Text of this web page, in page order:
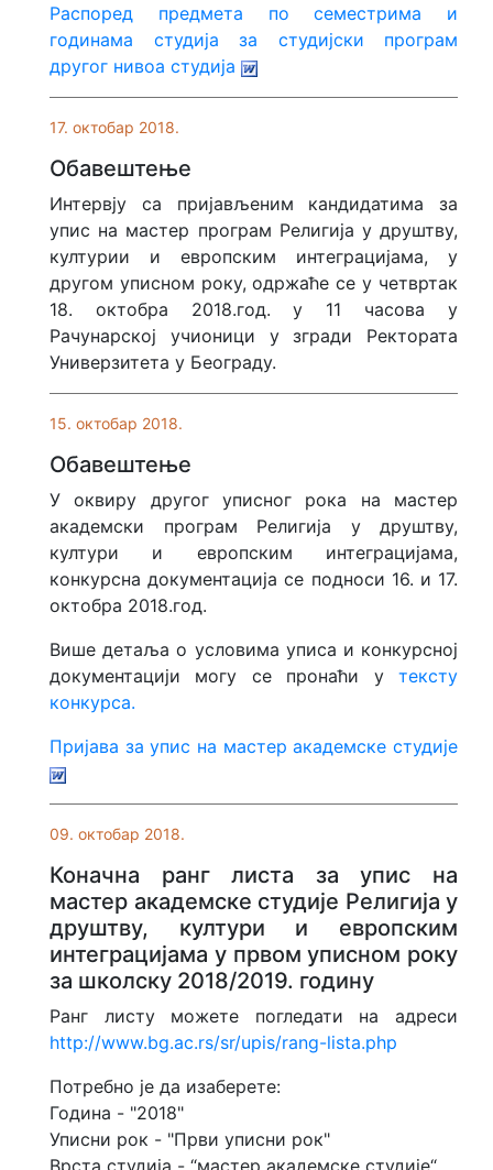
Распоред предмета по семестрима и
годинама студија за студијски програм
другог нивоа студија
17. октобар 2018.
Обавештење
Интервју са пријављеним кандидатима за
упис на мастер програм Религија у друштву,
културии и европским интеграцијама, у
другом уписном року, одржаће се у четвртак
18. октобра 2018.год. у 11 часова у
Рачунарској учионици у згради Ректората
Универзитета у Београду.
15. октобар 2018.
Обавештење
У оквиру другог уписног рока на мастер
академски програм Религија у друштву,
култури и европским интеграцијама,
конкурсна документација се подноси 16. и 17.
октобра 2018.год.
Више детаља о условима уписа и конкурсној
документацији могу се пронаћи у тексту
конкурса.
Пријава за упис на мастер академске студије
09. октобар 2018.
Коначнa ранг листa за упис на
мастер aкадемске студије Религија у
друштву, култури и европским
интеграцијама у првом уписном року
за школску 2018/2019. годину
Ранг листу можете погледати на адреси
http://www.bg.ac.rs/sr/upis/rang-lista.php
Потребно је да изаберете:
Година - "2018"
Уписни рок - "Први уписни рок"